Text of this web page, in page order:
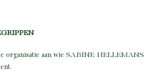
organisatie aan wie SABINE HELLEMANS